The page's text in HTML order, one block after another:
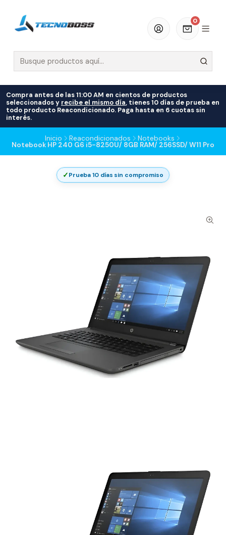
0
Compra antes de las 11:00 AM en cientos de productos
seleccionados y recibe el mismo día, tienes 10 días de prueba en
todo producto Reacondicionado. Paga hasta en 6 cuotas sin
interés.
Inicio Reacondicionados Notebooks
Notebook HP 240 G6 i5-8250U/ 8GB RAM/ 256SSD/ W11 Pro
✓Prueba 10 días sin compromiso